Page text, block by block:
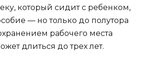
который сидит с ребенком,
— но только до полутора
рабочего места
длиться до трех лет.